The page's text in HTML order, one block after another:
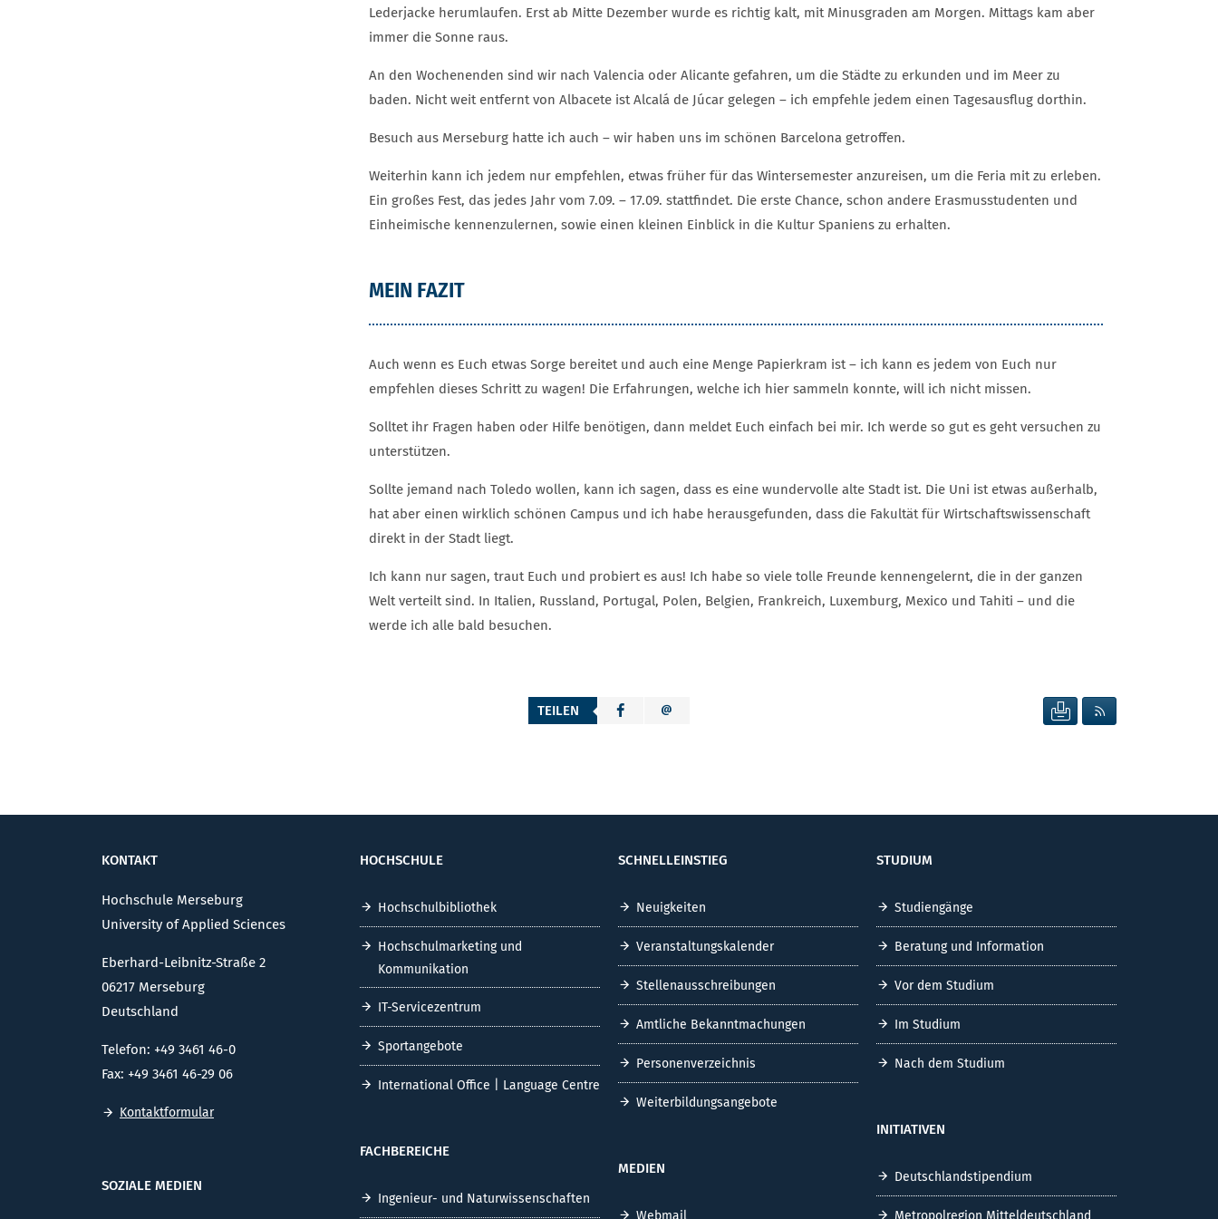
Lederjacke herumlaufen. Erst ab Mitte Dezember wurde es richtig kalt, mit Minusgraden am Morgen. Mittags kam aber
immer die Sonne raus.
An den Wochenenden sind wir nach Valencia oder Alicante gefahren, um die Städte zu erkunden und im Meer zu
baden. Nicht weit entfernt von Albacete ist Alcalá de Júcar gelegen – ich empfehle jedem einen Tagesausflug dorthin.
Besuch aus Merseburg hatte ich auch – wir haben uns im schönen Barcelona getroffen.
Weiterhin kann ich jedem nur empfehlen, etwas früher für das Wintersemester anzureisen, um die Feria mit zu erleben.
Ein großes Fest, das jedes Jahr vom 7.09. – 17.09. stattfindet. Die erste Chance, schon andere Erasmusstudenten und
Einheimische kennenzulernen, sowie einen kleinen Einblick in die Kultur Spaniens zu erhalten.
MEIN FAZIT
Auch wenn es Euch etwas Sorge bereitet und auch eine Menge Papierkram ist – ich kann es jedem von Euch nur
empfehlen dieses Schritt zu wagen! Die Erfahrungen, welche ich hier sammeln konnte, will ich nicht missen.
Solltet ihr Fragen haben oder Hilfe benötigen, dann meldet Euch einfach bei mir. Ich werde so gut es geht versuchen zu
unterstützen.
Sollte jemand nach Toledo wollen, kann ich sagen, dass es eine wundervolle alte Stadt ist. Die Uni ist etwas außerhalb,
hat aber einen wirklich schönen Campus und ich habe herausgefunden, dass die Fakultät für Wirtschaftswissenschaft
direkt in der Stadt liegt.
Ich kann nur sagen, traut Euch und probiert es aus! Ich habe so viele tolle Freunde kennengelernt, die in der ganzen
Welt verteilt sind. In Italien, Russland, Portugal, Polen, Belgien, Frankreich, Luxemburg, Mexico und Tahiti – und die
werde ich alle bald besuchen.
TEILEN SEITE DRUCKEN
KONTAKT
Hochschule Merseburg
University of Applied Sciences
Eberhard-Leibnitz-Straße 2
06217 Merseburg
Deutschland
Telefon: +49 3461 46-0
Fax: +49 3461 46-29 06
Kontaktformular
SOZIALE MEDIEN
HOCHSCHULE
Hochschulbibliothek
Hochschulmarketing und
Kommunikation
IT-Servicezentrum
Sportangebote
International Office | Language Centre
FACHBEREICHE
Ingenieur- und Naturwissenschaften
SCHNELLEINSTIEG
Neuigkeiten
Veranstaltungskalender
Stellenausschreibungen
Amtliche Bekanntmachungen
Personenverzeichnis
Weiterbildungsangebote
MEDIEN
Webmail
STUDIUM
Studiengänge
Beratung und Information
Vor dem Studium
Im Studium
Nach dem Studium
INITIATIVEN
Deutschlandstipendium
Metropolregion Mitteldeutschland